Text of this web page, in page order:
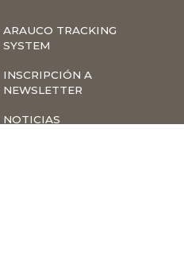
ARAUCO TRACKING
SYSTEM
INSCRIPCIÓN A
NEWSLETTER
NOTICIAS